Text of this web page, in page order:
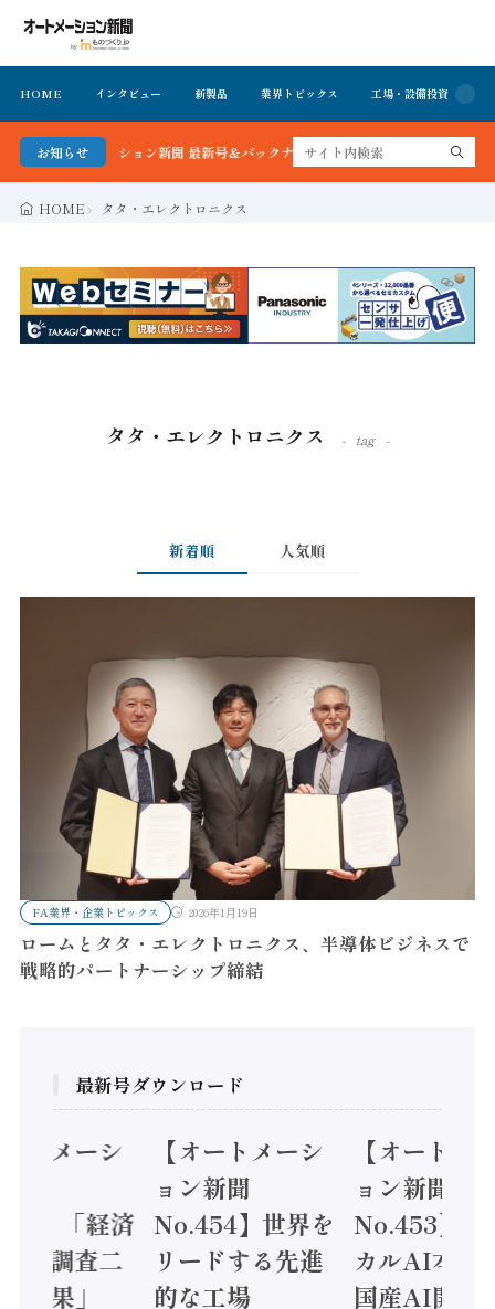
HOME インタビュー 新製品 業界トピックス 工場・設備投資
お知らせ
オートメーション新聞 最新号＆バックナンバーを無料で公開中 詳細はこちら
HOME タタ・エレクトロニクス
タタ・エレクトロニクス tag
新着順 人気順
FA業界・企業トピックス 2026年1月19日
ロームとタタ・エレクトロニクス、半導体ビジネスで
戦略的パートナーシップ締結
最新号ダウンロード
トメーシ
】「経済
態調査二
結果」
【オートメーシ
ョン新聞
No.454】世界を
リードする先進
的な工場
【オートメ
ョン新聞
No.453】フ
カルAI本格
国産AI開発